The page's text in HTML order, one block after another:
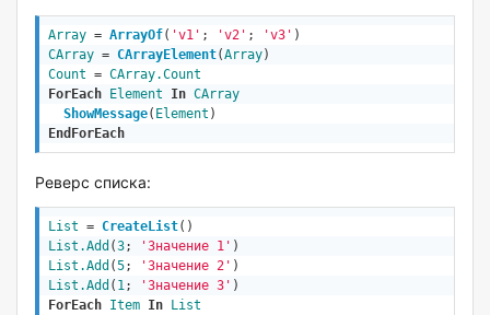
Array = ArrayOf( 'v1' ; 'v2' ; 'v3' )
CArray = CArrayElement(Array)
Count = CArray.Count
ForEach
Element In CArray
ShowMessage( Element )
EndForEach
Реверс списка:
List = CreateList()
List.Add (3; 'Значение 1'
List.Add (5; 'Значение 2'
List.Add ( 1; 'Значение 3'
ForEach Item In
List